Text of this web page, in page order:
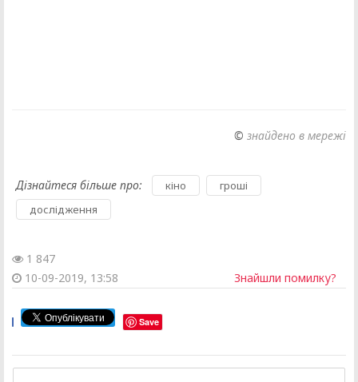
© знайдено в мережі
Дізнайтеся більше про: кіно гроші
дослідження
1 847
10-09-2019, 13:58
Знайшли помилку?
Save